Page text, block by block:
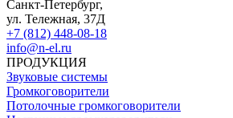
Санкт-Петербург,
ул. Тележная, 37Д
+7 (812) 448-08-18
info@n-el.ru
ПРОДУКЦИЯ
Звуковые системы
Громкоговорители
Потолочные громкоговорители